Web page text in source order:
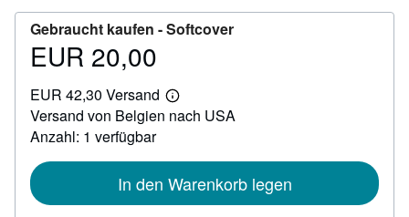
Gebraucht kaufen -Softcover
Preis
20,00
EUR 20,00
EUR 42,30 Versand
Weitere
Informationen
Versand von Belgien nach USA
Anzahl: 1 verfügbar
In den Warenkorb legen